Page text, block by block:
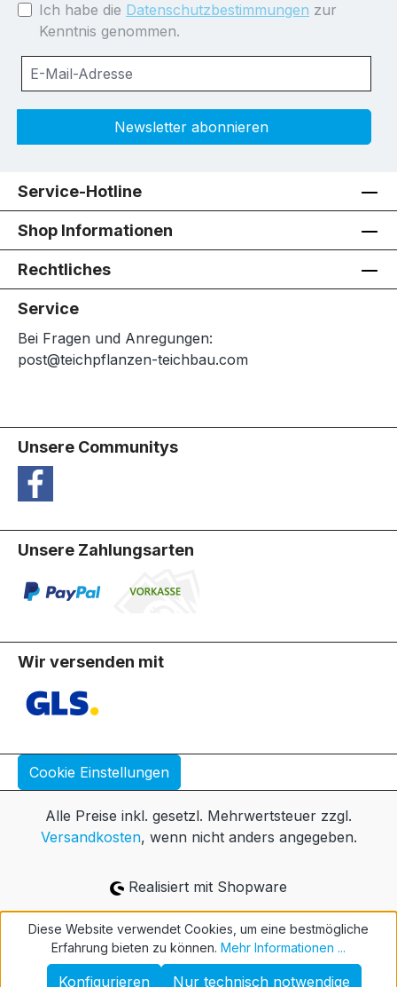
Ich habe die Datenschutzbestimmungen zur
Kenntnis genommen.
Newsletter abonnieren
Service-Hotline
Shop Informationen
Rechtliches
Service
Bei Fragen und Anregungen:
post@teichpflanzen-teichbau.com
Unsere Communitys
Unsere Zahlungsarten
Wir versenden mit
Cookie Einstellungen
Alle Preise inkl. gesetzl. Mehrwertsteuer zzgl.
Versandkosten, wenn nicht anders angegeben.
Realisiert mit Shopware
Diese Website verwendet Cookies, um eine bestmögliche
Erfahrung bieten zu können. Mehr Informationen ...
Nur technisch notwendige
Konfigurieren